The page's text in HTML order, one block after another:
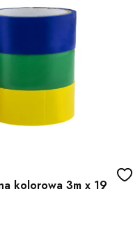
kolorowa 3m x 19